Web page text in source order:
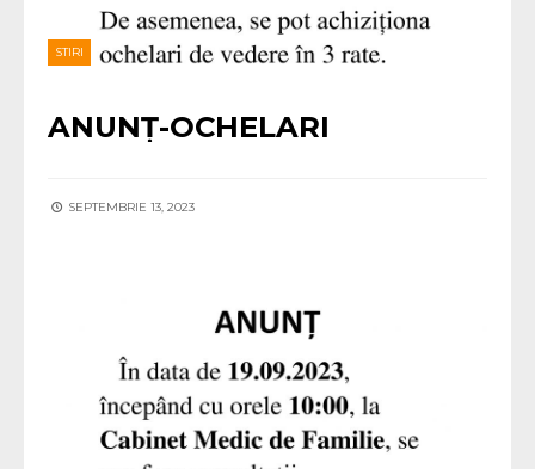
STIRI
ANUNȚ-OCHELARI
SEPTEMBRIE 13, 2023